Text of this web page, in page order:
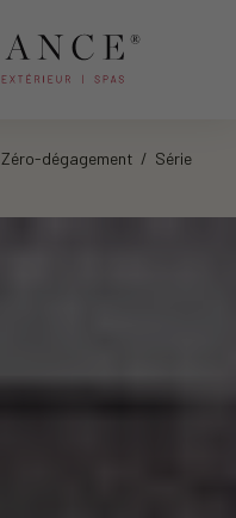
Zéro-dégagement / Série